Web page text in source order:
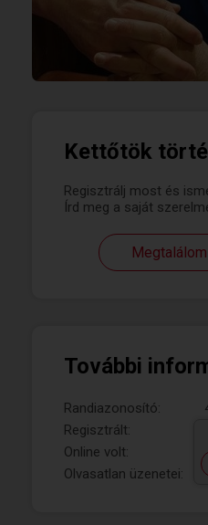
Kettőtök
Regisztrálj most és
Írd meg a saját
További
Randiazonosító:
Regisztrált:
Online volt:
Olvasatlan üzenetei: